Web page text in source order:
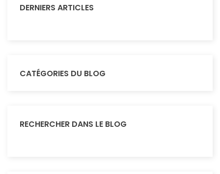
DERNIERS ARTICLES
CATÉGORIES DU BLOG
RECHERCHER DANS LE BLOG